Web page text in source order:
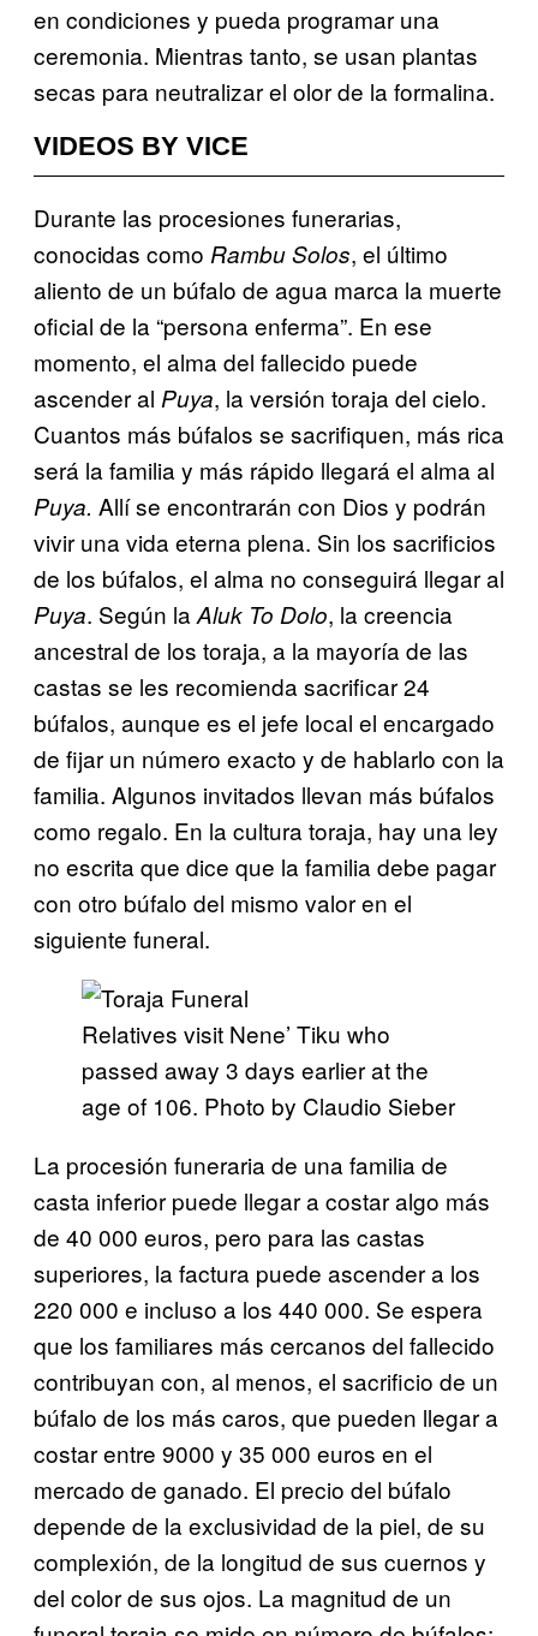
en condiciones y pueda programar una
ceremonia. Mientras tanto, se usan plantas
secas para neutralizar el olor de la formalina.
VIDEOS BY VICE
Durante las procesiones funerarias,
conocidas como Rambu Solos, el último
aliento de un búfalo de agua marca la muerte
oficial de la “persona enferma”. En ese
momento, el alma del fallecido puede
ascender al Puya, la versión toraja del cielo.
Cuantos más búfalos se sacrifiquen, más rica
será la familia y más rápido llegará el alma al
Puya. Allí se encontrarán con Dios y podrán
vivir una vida eterna plena. Sin los sacrificios
de los búfalos, el alma no conseguirá llegar al
Puya. Según la Aluk To Dolo, la creencia
ancestral de los toraja, a la mayoría de las
castas se les recomienda sacrificar 24
búfalos, aunque es el jefe local el encargado
de fijar un número exacto y de hablarlo con la
familia. Algunos invitados llevan más búfalos
como regalo. En la cultura toraja, hay una ley
no escrita que dice que la familia debe pagar
con otro búfalo del mismo valor en el
siguiente funeral.
Relatives visit Nene’ Tiku who
passed away 3 days earlier at the
age of 106. Photo by Claudio Sieber
La procesión funeraria de una familia de
casta inferior puede llegar a costar algo más
de 40 000 euros, pero para las castas
superiores, la factura puede ascender a los
220 000 e incluso a los 440 000. Se espera
que los familiares más cercanos del fallecido
contribuyan con, al menos, el sacrificio de un
búfalo de los más caros, que pueden llegar a
costar entre 9000 y 35 000 euros en el
mercado de ganado. El precio del búfalo
depende de la exclusividad de la piel, de su
complexión, de la longitud de sus cuernos y
del color de sus ojos. La magnitud de un